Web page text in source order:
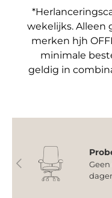
wekelijks. Alleen
merken hjh
minimale
geldig in
Vorige